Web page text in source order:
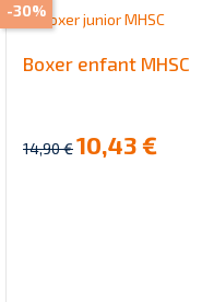
Boxer enfant MHSC
14,90 €10,43 €
-30%